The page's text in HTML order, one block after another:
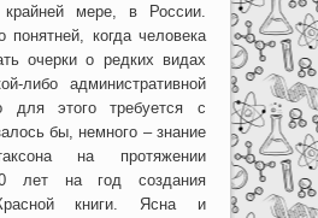
мере, в России.
понятней, когда человека
очерки о редких видах
либо административной
для этого требуется с
бы, немного – знание
на протяжении
лет на год создания
книги. Ясна и